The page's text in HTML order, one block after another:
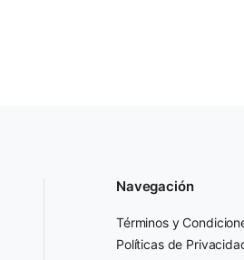
Navegación
Términos y
Políticas de